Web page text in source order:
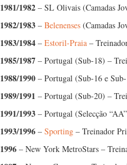
1981/1982 – SL Olivais (Camadas
1982/1983 – Belenenses (Camadas
1983/1984 – Estoril-Praia –
1985/1987 – Portugal (Sub-18) –
1988/1990 – Portugal (Sub-16 e
1989/1991 – Portugal (Sub-20) –
1991/1993 – Portugal (Selecção
1993/1996 – Sporting – Treinador
1996 – New York MetroStars –